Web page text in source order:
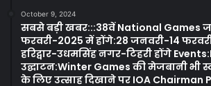
October 9, 2024
सबसे बड़ी खबर:::38वें National Games
फरवरी-2025 में होंगे:28 जनवरी-14 फरवरी
हरिद्वार-उधमसिंह नगर-टिहरी होंगे
उद्घाटन:Winter Games की मेजबानी भी
के लिए उत्साह दिखाने पर IOA Chairman